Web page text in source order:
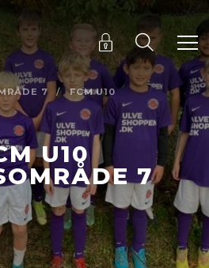
7 /
FCM U10
U10
7